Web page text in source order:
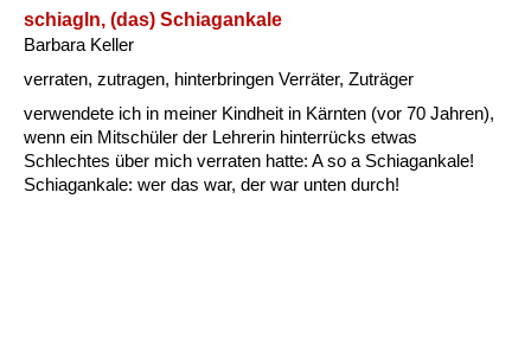
schiagln, (das) Schiagankale
Barbara Keller
verraten, zutragen, hinterbringen Verräter, Zuträger
verwendete ich in meiner Kindheit in Kärnten (vor 70 Jahren),
wenn ein Mitschüler der Lehrerin hinterrücks etwas
Schlechtes über mich verraten hatte: A so a Schiagankale!
Schiagankale: wer das war, der war unten durch!